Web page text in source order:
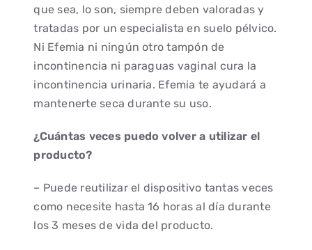
que sea, lo son, siempre deben valoradas y
tratadas por un especialista en suelo pélvico.
Ni Efemia ni ningún otro tampón de
incontinencia ni paraguas vaginal cura la
incontinencia urinaria. Efemia te ayudará a
mantenerte seca durante su uso.
¿Cuántas veces puedo volver a utilizar el
producto?
– Puede reutilizar el dispositivo tantas veces
como necesite hasta 16 horas al día durante
los 3 meses de vida del producto.